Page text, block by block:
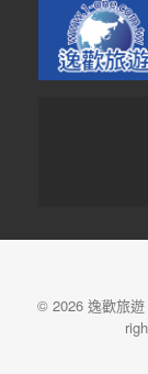
© 2026 逸歡旅